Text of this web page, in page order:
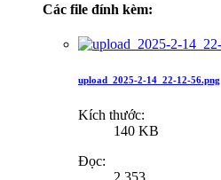
Các file đính kèm:
upload_2025-2-14_22-12-56.png
Kích thước:
140 KB
Đọc:
2,353